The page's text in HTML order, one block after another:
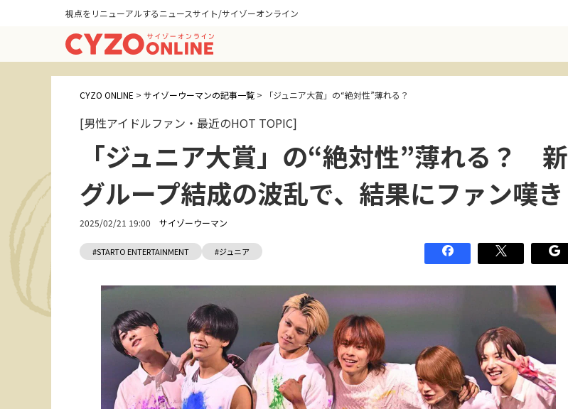
視点をリニューアルするニュースサイト/サイゾーオンライン
CYZO ONLINE > サイゾーウーマンの記事一覧 > 「ジュニア大賞」の“絶対性”薄れる？
[男性アイドルファン・最近のHOT TOPIC]
「ジュニア大賞」の“絶対性”薄れる？ 新
グループ結成の波乱で、結果にファン嘆き
2025/02/21 19:00 サイゾーウーマン
#STARTO ENTERTAINMENT #ジュニア